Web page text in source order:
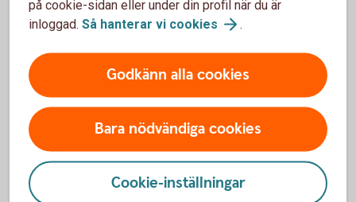
globala mål och till att Parisavtalet uppnås.
Swedbank Robur har som mål att det samlade
Parisavtalets mål om att begränsa uppvärmningen till
1,5°C och år 2040 vara placerat koldioxidneutralt.
FN:s principer för ansvarsfull bankverksamhet
(unepfi.org)
Hållbar utveckling – så bidrar
på cookie-sidan eller under din profil när du är
inloggad. Så hanterar vi cookies .
Godkänn alla cookies
Bara nödvändiga cookies
Cookie-inställningar